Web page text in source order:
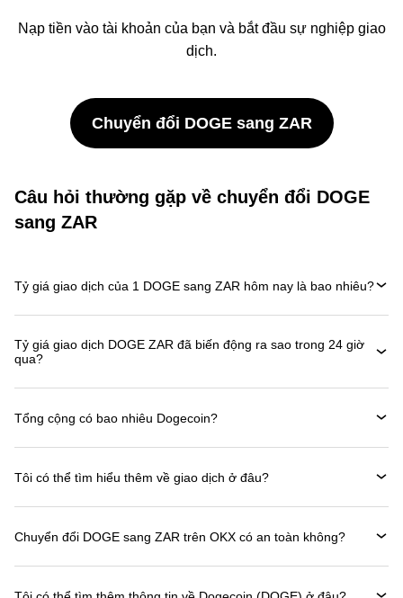
Nạp tiền vào tài khoản của bạn và bắt đầu sự nghiệp giao
dịch.
Chuyển đổi DOGE sang ZAR
Câu hỏi thường gặp về chuyển đổi DOGE
sang ZAR
Tỷ giá giao dịch của 1 DOGE sang ZAR hôm nay là bao nhiêu?
Tỷ giá giao dịch DOGE ZAR đã biến động ra sao trong 24 giờ
qua?
Tổng cộng có bao nhiêu Dogecoin?
Tôi có thể tìm hiểu thêm về giao dịch ở đâu?
Chuyển đổi DOGE sang ZAR trên OKX có an toàn không?